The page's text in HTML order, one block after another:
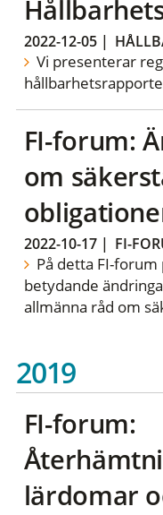
2022-12-05|
Vi presenterar
FI-forum:
om
2022-10-17| FI-
På detta FI-
betydande
allmänna råd om
2019
FI-forum:
lärdomar